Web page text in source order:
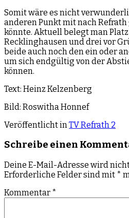
Somit wäre es nicht
anderen Punkt mit nach
könnte. Aktuell belegt man
Recklinghausen und drei vor
beide auch noch den ein oder
um sich endgültig von der
können.
Text: Heinz Kelzenberg
Bild: Roswitha Honnef
Veröffentlicht in TV Refrath 2
Schreibe einen
Deine E-Mail-Adresse wird
Erforderliche Felder sind mit *
Kommentar *